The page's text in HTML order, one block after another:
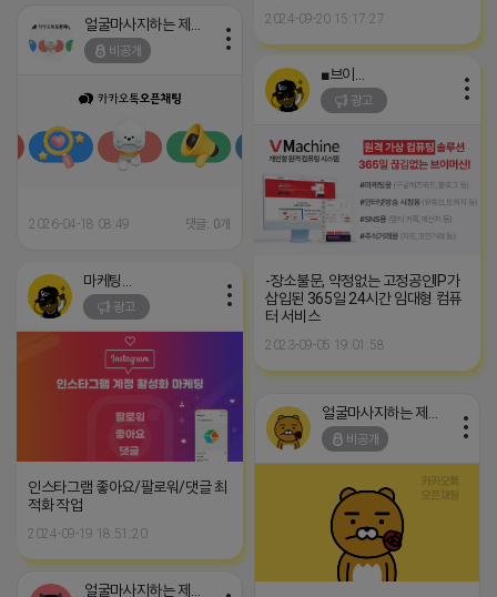
2024-09-20 15:17:27
비공개
2026-04-18 08:49 댓글: 0개
광고
-장소불문, 약정없는 고정공인IP가
삽입된 365일 24시간 임대형 컴퓨
터 서비스
2023-09-05 19:01:58
광고
인스타그램 좋아요/팔로워/댓글 최
적화 작업
2024-09-19 18:51:20
비공개